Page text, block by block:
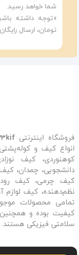
شما خواهد رسید.
تومان، ارسال
فروشگاه اینترنتی
انواع کیف و
کوهنوردی، کیف
دانشجویی، چمدان، کیف
کیف چرمی، کیف
نظم‌دهنده، کیف لوازم
تمامی محصولات
کیفیت بوده و همچنین
سلامتی فیزیکی هستند.